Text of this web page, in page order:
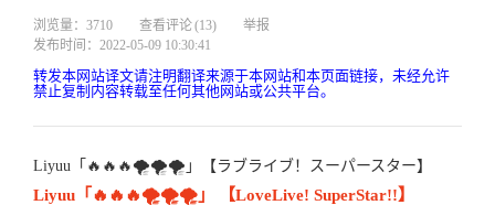
浏览量：3710 查看评论(13)
举报
发布时间：2022-05-09 10:30:41
转发本网站译文请注明翻译来源于本网站和本页面链接，未经允许
禁止复制内容转载至任何其他网站或公共平台。
Liyuu「🔥🔥🔥🌪🌪🌪」【ラブライブ！スーパースター】
Liyuu「🔥🔥🔥🌪🌪🌪」 【LoveLive! SuperStar!!】